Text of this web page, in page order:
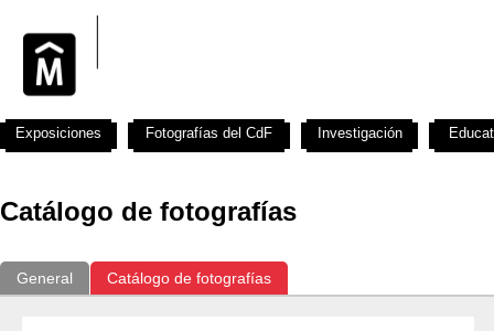
Catálogo de fotografías
General Catálogo de fotografías
Exposiciones Fotografías del CdF Investigación